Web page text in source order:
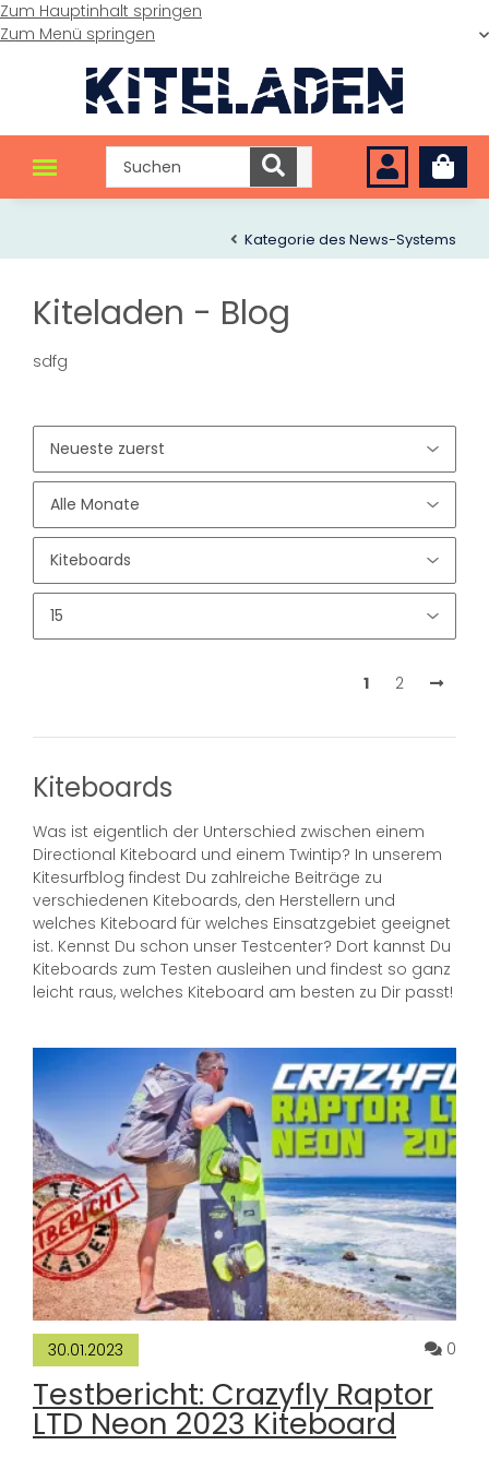
Zum Hauptinhalt springen
Zum Menü springen
Kategorie des News-Systems
Kiteladen - Blog
sdfg
1 2
Kiteboards
Was ist eigentlich der Unterschied zwischen einem
Directional Kiteboard und einem Twintip? In unserem
Kitesurfblog findest Du zahlreiche Beiträge zu
verschiedenen Kiteboards, den Herstellern und
welches Kiteboard für welches Einsatzgebiet geeignet
ist. Kennst Du schon unser Testcenter? Dort kannst Du
Kiteboards zum Testen ausleihen und findest so ganz
leicht raus, welches Kiteboard am besten zu Dir passt!
30.01.2023 0
Testbericht: Crazyfly Raptor
LTD Neon 2023 Kiteboard